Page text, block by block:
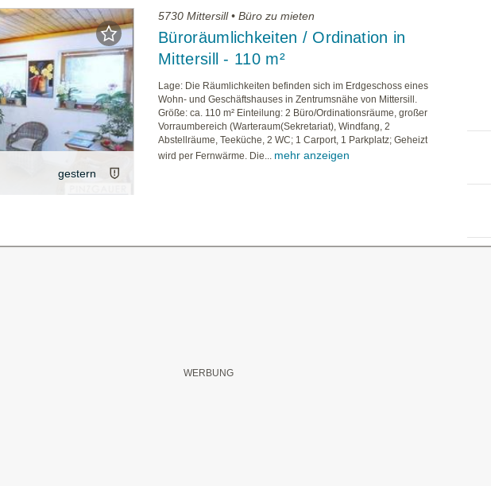
gestern
5730 Mittersill • Büro zu mieten
Büroräumlichkeiten / Ordination in
Mittersill - 110 m²
Lage: Die Räumlichkeiten befinden sich im Erdgeschoss eines
Wohn- und Geschäftshauses in Zentrumsnähe von Mittersill.
Größe: ca. 110 m² Einteilung: 2 Büro/Ordinationsräume, großer
Vorraumbereich (Warteraum(Sekretariat), Windfang, 2
Abstellräume, Teeküche, 2 WC; 1 Carport, 1 Parkplatz; Geheizt
wird per Fernwärme. Die... mehr anzeigen